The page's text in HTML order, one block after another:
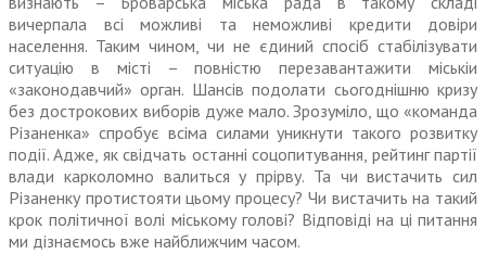
вичерпала всі можливі та неможливі кредити довіри
населення. Таким чином, чи не єдиний спосіб стабілізувати
ситуацію в місті – повністю переза­вантажити міськіи
«законодавчий» орган. Шансів подолати сьогод­нішню кризу
без дострокових виборів дуже мало. Зрозуміло, що «команда
Різаненка» спробує всіма силами уникнути такого розвитку
події. Адже, як свідчать останні соцопитування, рейтинг партії
влади карколомно валиться у прірву. Та чи вистачить сил
Різаненку протистояти цьому процесу? Чи вистачить на такий
крок політичної волі міському голові? Відповіді на ці питання
ми дізнаємось вже найближчим часом.